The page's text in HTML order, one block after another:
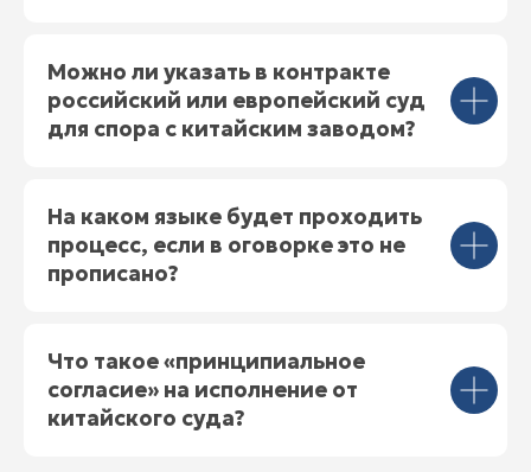
Можно ли указать в контракте
российский или европейский суд
для спора с китайским заводом?
На каком языке будет проходить
процесс, если в оговорке это не
прописано?
Что такое «принципиальное
согласие» на исполнение от
китайского суда?